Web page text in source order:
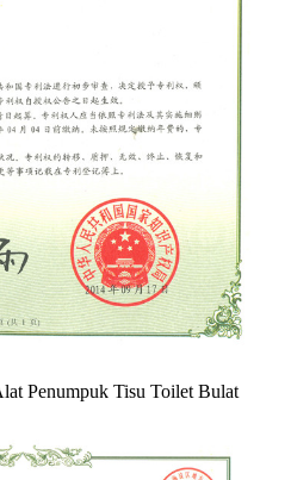
Penumpuk Tisu Toilet Bulat